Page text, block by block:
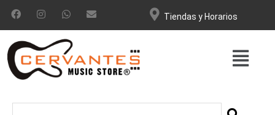
Tiendas y Horarios